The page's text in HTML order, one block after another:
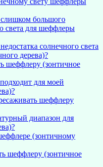
большого
света для шеффлеры
солнечного света
дерева)?
шеффлеру (зонтичное
для моей
шеффлеру
диапазон для
(зонтичному
шеффлеру (зонтичное